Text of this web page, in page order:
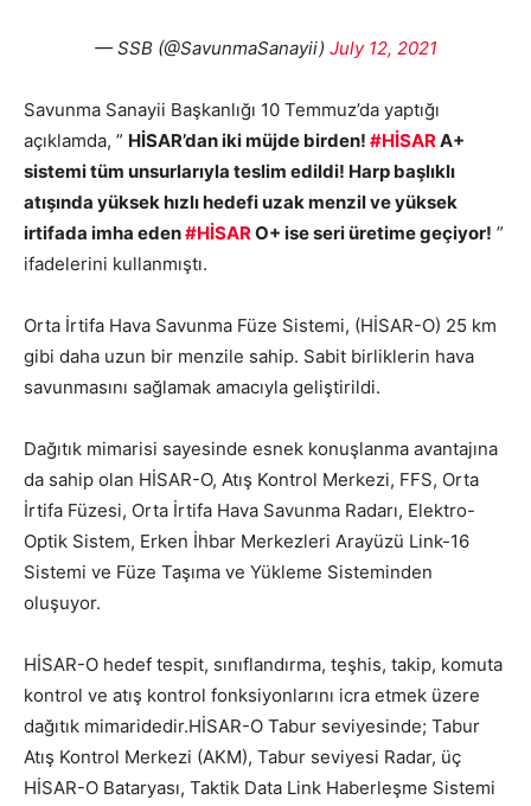
— SSB (@SavunmaSanayii) July 12, 2021
Savunma Sanayii Başkanlığı 10 Temmuz’da yaptığı
açıklamda, ” HİSAR’dan iki müjde birden! #HİSARA+
sistemi tüm unsurlarıyla teslim edildi! Harp başlıklı
atışında yüksek hızlı hedefi uzak menzil ve yüksek
irtifada imha eden#HİSARO+ ise seri üretime geçiyor! ”
ifadelerini kullanmıştı.
Orta İrtifa Hava Savunma Füze Sistemi, (HİSAR-O) 25 km
gibi daha uzun bir menzile sahip. Sabit birliklerin hava
savunmasını sağlamak amacıyla geliştirildi.
Dağıtık mimarisi sayesinde esnek konuşlanma avantajına
da sahip olan HİSAR-O, Atış Kontrol Merkezi, FFS, Orta
İrtifa Füzesi, Orta İrtifa Hava Savunma Radarı, Elektro-
Optik Sistem, Erken İhbar Merkezleri Arayüzü Link-16
Sistemi ve Füze Taşıma ve Yükleme Sisteminden
oluşuyor.
HİSAR-O hedef tespit, sınıflandırma, teşhis, takip, komuta
kontrol ve atış kontrol fonksiyonlarını icra etmek üzere
dağıtık mimaridedir.HİSAR-O Tabur seviyesinde; Tabur
Atış Kontrol Merkezi (AKM), Tabur seviyesi Radar, üç
HİSAR-O Bataryası, Taktik Data Link Haberleşme Sistemi